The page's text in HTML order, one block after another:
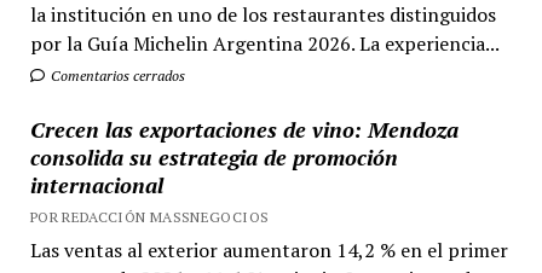
la institución en uno de los restaurantes distinguidos
por la Guía Michelin Argentina 2026. La experiencia...
Comentarios cerrados
Crecen las exportaciones de vino: Mendoza
consolida su estrategia de promoción
internacional
POR REDACCIÓN MASSNEGOCIOS
Las ventas al exterior aumentaron 14,2 % en el primer